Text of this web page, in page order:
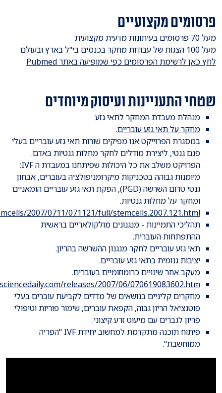
פרסומים מקצועיים
מעל 70 פרסומים בעיתונות מדעית מקצועית
מעל 100 הצגות של עבודות מחקר בכנסים בי"ל בארץ ובעולם
לחץ כאן לרשימת הפרסומים כפי שמופיעה באתר Pubmed
שטחי התעניינות ועיסוק מיוחדים
מנהלת מעבדת המחקר לתאי גזע
מחקר על תאי גזע עובריים.
במסגרת הפרוייקט אנו מפיקים שורות תאי גזע עובריים בעלי
פגם גנטי, ליצירת מודלים לחקר מחלות גנטיות באדם.
הפרויקט משלב את כל היכולות שפיתחנו במעבדת ה IVF:
מיומנות גבוהה בטכניקות מיקרומניפולציה בעוברים, אבחון
גנטי טרום השרשה (PGD), הפקת תאי גזע עובריים הומאניים
ומחקר על מחלות גנטיות.
2007/0711/071121/full/stemcells.2007.121.html
תהליכי התמיינות - מנגנונים מולקולאריים בראשית
ההתפתחות העוברית.
תאי גזע עובריים לחקר מנגנון ההשרשה בהריון.
יציבות גנומית בתאי גזע עובריים.
מעקב אחר שינויים כרומוזומיים בעוברים.
releases/2007/06/070619083602.htm
מחקרים קליניים בנושאים של מדדים לקביעת עוברים בעלי
פוטנציאל הריון גבוה, הקפאת עוברים, שימור פוריות וטיפולי
פריון לגברים עם מיעוט זרע קיצוני.
פיתוח תוכנה מתקדמת למחשוב יחידת IVF "הפריה
ממוחשבת".